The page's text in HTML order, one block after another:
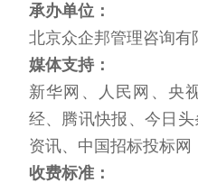
承办单位：
北京众企邦管理咨询有
媒体支持：
新华网、人民网、央
经、腾讯快报、今日
资讯、中国招标投标网
收费标准：